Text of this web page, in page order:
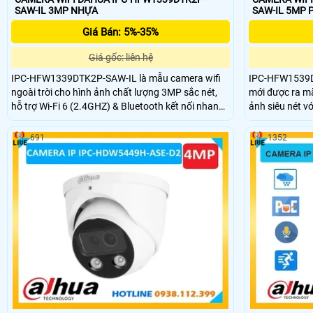
SAW-IL 3MP NHỰA
Giá Bán: 5%-35%
Giá gốc: liên hệ
IPC-HFW1339DTK2P-SAW-IL là mẫu camera wifi
ngoài trời cho hình ảnh chất lượng 3MP sắc nét,
hỗ trợ Wi-Fi 6 (2.4GHZ) & Bluetooth kết nối nhanh
chóng. Camera trang bị các tính năng hiện đại như
công nghệ Al phát hiện con người, phương tiện,
tích hợp micro ghi âm, công nghệ ánh sáng kép
báo động chủ động nháy đèn
IPC-
mới được ra
ảnh siêu nét
kép thông
Ngoài ra,
người,
ghi âm và
bụi hiệu quả
691 1352